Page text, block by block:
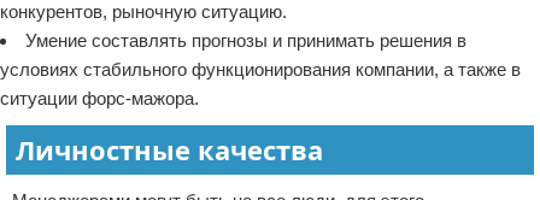
конкурентов, рыночную ситуацию.
Умение составлять прогнозы и принимать решения в
условиях стабильного функционирования компании, а также в
ситуации форс-мажора.
Личностные качества